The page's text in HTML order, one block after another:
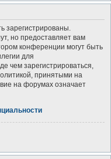
но предоставляет вам
конференции могут быть
для
чем зарегистрироваться,
принятыми на
на форумах означает